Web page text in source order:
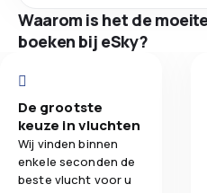
Waarom is het de
boeken bij eSky?
De grootste
keuze in vluchten
Wij vinden binnen
enkele seconden de
beste vlucht voor u